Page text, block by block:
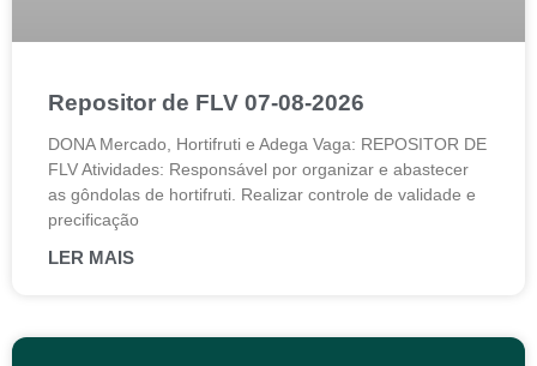
Repositor de FLV 07-08-2026
DONA Mercado, Hortifruti e Adega Vaga: REPOSITOR DE
FLV Atividades: Responsável por organizar e abastecer
as gôndolas de hortifruti. Realizar controle de validade e
precificação
LER MAIS